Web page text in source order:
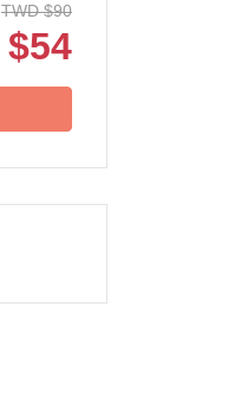
TWD $90
$54